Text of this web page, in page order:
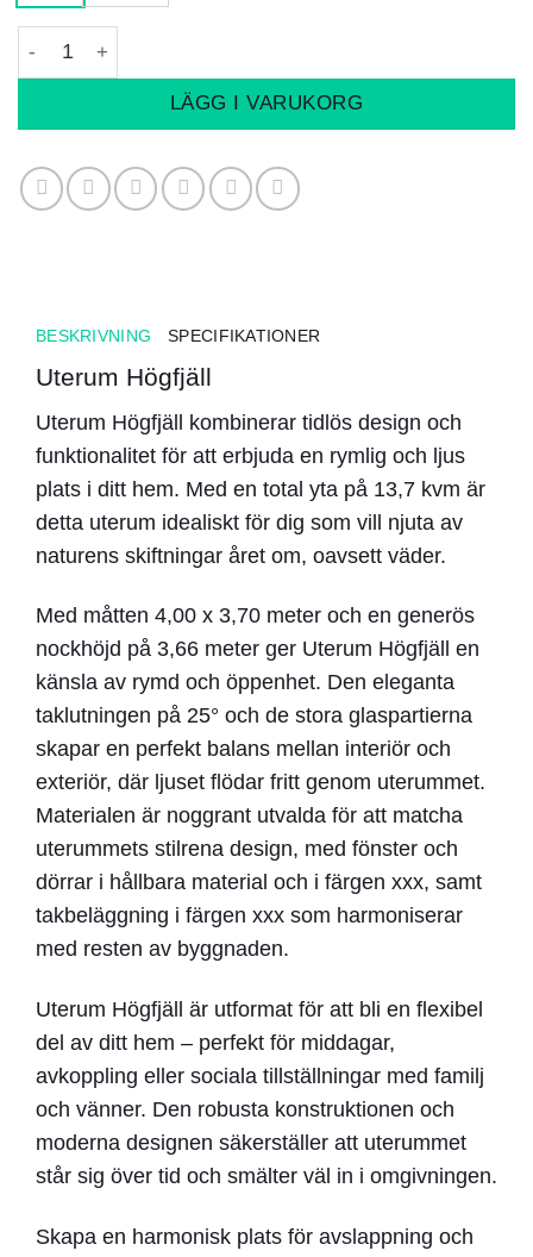
Uterum Högfjäll mängd
LÄGG I VARUKORG
BESKRIVNING SPECIFIKATIONER
Uterum Högfjäll
Uterum Högfjäll kombinerar tidlös design och
funktionalitet för att erbjuda en rymlig och ljus
plats i ditt hem. Med en total yta på 13,7 kvm är
detta uterum idealiskt för dig som vill njuta av
naturens skiftningar året om, oavsett väder.
Med måtten 4,00 x 3,70 meter och en generös
nockhöjd på 3,66 meter ger Uterum Högfjäll en
känsla av rymd och öppenhet. Den eleganta
taklutningen på 25° och de stora glaspartierna
skapar en perfekt balans mellan interiör och
exteriör, där ljuset flödar fritt genom uterummet.
Materialen är noggrant utvalda för att matcha
uterummets stilrena design, med fönster och
dörrar i hållbara material och i färgen xxx, samt
takbeläggning i färgen xxx som harmoniserar
med resten av byggnaden.
Uterum Högfjäll är utformat för att bli en flexibel
del av ditt hem – perfekt för middagar,
avkoppling eller sociala tillställningar med familj
och vänner. Den robusta konstruktionen och
moderna designen säkerställer att uterummet
står sig över tid och smälter väl in i omgivningen.
Skapa en harmonisk plats för avslappning och